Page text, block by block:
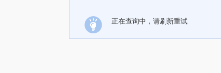
正在查询中，请刷新重试